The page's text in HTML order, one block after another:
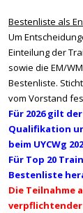
Bestenliste als
Um
Einteilung der
sowie die EM/
Bestenliste.
vom Vorstand
Für 2026 gilt
Qualifikation
beim UYCWg
Für Top 20
Bestenliste
Die Teilnahme
verpflichtender